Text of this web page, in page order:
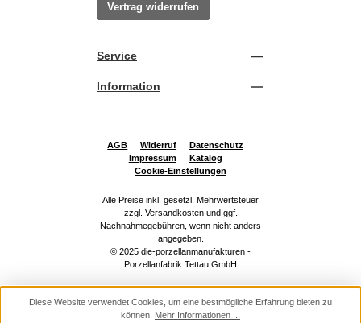
Vertrag widerrufen
Service
Information
AGB Widerruf
Datenschutz
Impressum
Katalog
Cookie-Einstellungen
Alle Preise inkl. gesetzl. Mehrwertsteuer
zzgl. Versandkostenund ggf.
Nachnahmegebühren, wenn nicht anders
angegeben.
© 2025 die-porzellanmanufakturen -
Porzellanfabrik Tettau GmbH
Diese Website verwendet Cookies, um eine bestmögliche Erfahrung bieten zu
können. Mehr Informationen ...